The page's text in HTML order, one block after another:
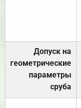
Допуск на
геометрические
параметры
сруба